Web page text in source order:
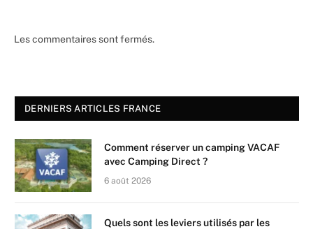
Les commentaires sont fermés.
DERNIERS ARTICLES FRANCE
Comment réserver un camping VACAF
avec Camping Direct ?
6 août 2026
Quels sont les leviers utilisés par les